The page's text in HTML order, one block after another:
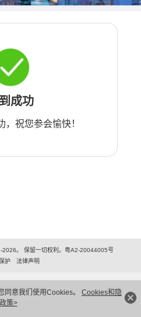
同意我们使用Cookies。 Cookies和隐
策>
成功
，祝您参会愉快！
。 保留一切权利。粤A2-20044005号
护
法律声明